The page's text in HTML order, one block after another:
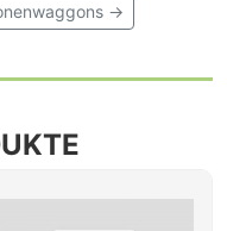
→